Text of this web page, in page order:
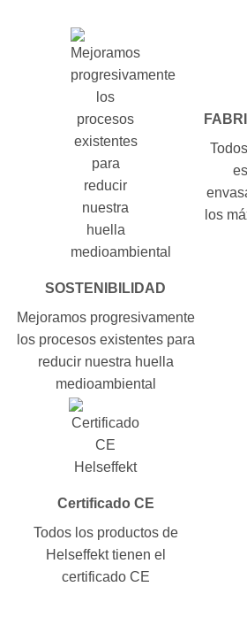
SOSTENIBILIDAD
Mejoramos progresivamente
los procesos existentes para
reducir nuestra huella
medioambiental
los
Certificado CE
Todos los productos de
Helseffekt tienen el
certificado CE